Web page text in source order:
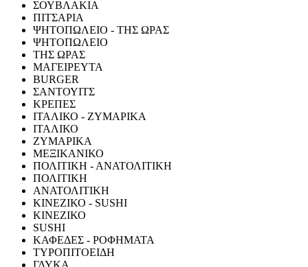
ΣΟΥΒΛΑΚΙΑ
ΠΙΤΣΑΡΙΑ
ΨΗΤΟΠΩΛΕΙΟ - ΤΗΣ ΩΡΑΣ
ΨΗΤΟΠΩΛΕΙΟ
ΤΗΣ ΩΡΑΣ
ΜΑΓΕΙΡΕΥΤΑ
BURGER
ΣΑΝΤΟΥΙΤΣ
ΚΡΕΠΕΣ
ΙΤΑΛΙΚΟ - ΖΥΜΑΡΙΚΑ
ΙΤΑΛΙΚΟ
ΖΥΜΑΡΙΚΑ
ΜΕΞΙΚΑΝΙΚΟ
ΠΟΛΙΤΙΚΗ - ΑΝΑΤΟΛΙΤΙΚΗ
ΠΟΛΙΤΙΚΗ
ΑΝΑΤΟΛΙΤΙΚΗ
ΚΙΝΕΖΙΚΟ - SUSHI
ΚΙΝΕΖΙΚΟ
SUSHI
ΚΑΦΕΔΕΣ - ΡΟΦΗΜΑΤΑ
ΤΥΡΟΠΙΤΟΕΙΔΗ
ΓΛΥΚΑ